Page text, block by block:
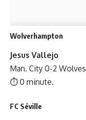
Wolverhampton
Jesus Vallejo
Man. City 0-2 Wolves
⏱ 0 minute.
FC Séville